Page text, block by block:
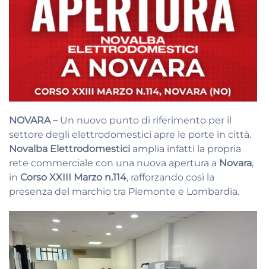
NOVARA –Un nuovo punto di riferimento per il
settore degli elettrodomestici apre le porte in città.
Novalba Elettrodomestici amplia infatti la propria
rete commerciale con una nuova apertura a Novara,
in Corso XXIII Marzo n.114, rafforzando così la
presenza del marchio tra Piemonte e Lombardia.